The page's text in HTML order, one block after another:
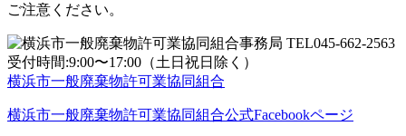
ご注意ください。
横浜市一般廃棄物許可業協同組合
横浜市一般廃棄物許可業協同組合公式Facebookページ